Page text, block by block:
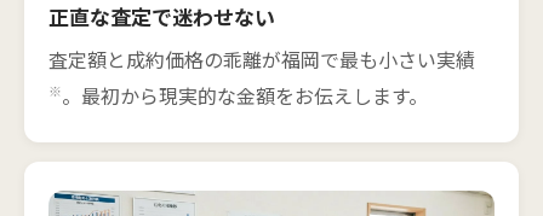
正直な査定で迷わせない
査定額と成約価格の乖離が福岡で最も小さい実績
※。最初から現実的な金額をお伝えします。